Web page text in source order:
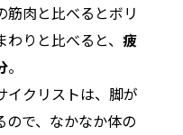
筋肉と比べるとボリ
わりと比べると、疲
。
イクリストは、脚が
ので、なかなか体の